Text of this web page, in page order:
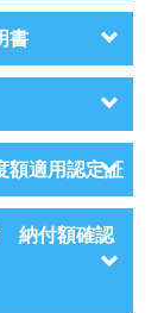
書
適用認定証
納付額確認